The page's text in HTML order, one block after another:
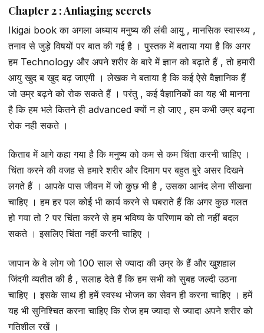
Chapter 2 : Antiaging secrets
Ikigai book का अगला अध्याय मनुष्य की लंबी आयु , मानसिक स्वास्थ्य ,
तनाव से जुड़े विषयों पर बात की गई है । पुस्तक में बताया गया है कि अगर
हम Technology और अपने शरीर के बारे में ज्ञान को बढ़ाते हैं , तो हमारी
आयु खुद ब खुद बढ़ जाएगी । लेखक ने बताया है कि कई ऐसे वैज्ञानिक हैं
जो उम्र बढ़ने को रोक सकते हैं । परंतु , कई वैज्ञानिकों का यह भी मानना
है कि हम भले कितने ही advanced क्यों न हो जाए , हम कभी उम्र बढ़ना
रोक नही सकते ।
किताब में आगे कहा गया है कि मनुष्य को कम से कम चिंता करनी चाहिए ।
चिंता करने की वजह से हमारे शरीर और दिमाग पर बहुत बुरे असर दिखने
लगते हैं । आपके पास जीवन में जो कुछ भी है , उसका आनंद लेना सीखना
चाहिए । हम हर पल कोई भी कार्य करने से घबराते हैं कि अगर कुछ गलत
हो गया तो ? पर चिंता करने से हम भविष्य के परिणाम को तो नहीं बदल
सकते । इसलिए चिंता नहीं करनी चाहिए ।
जापान के वे लोग जो 100 साल से ज्यादा की उम्र के हैं और खुशहाल
जिंदगी व्यतीत की है , सलाह देते हैं कि हम सभी को सुबह जल्दी उठना
चाहिए । इसके साथ ही हमें स्वस्थ भोजन का सेवन ही करना चाहिए । हमें
यह भी सुनिश्चित करना चाहिए कि रोज हम ज्यादा से ज्यादा अपने शरीर को
गतिशील रखें ।